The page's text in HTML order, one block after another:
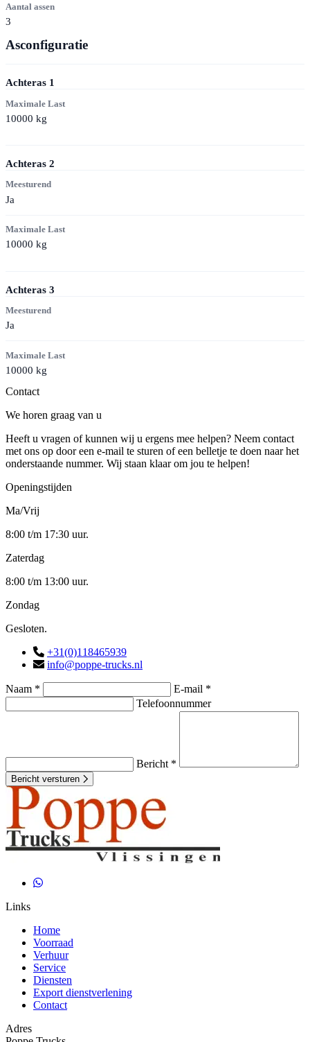
Aantal assen
3
Asconfiguratie
Achteras 1
Maximale Last
10000 kg
Achteras 2
Meesturend
Ja
Maximale Last
10000 kg
Achteras 3
Meesturend
Ja
Maximale Last
10000 kg
Contact
We horen graag van u
Heeft u vragen of kunnen wij u ergens mee helpen? Neem contact
met ons op door een e-mail te sturen of een belletje te doen naar het
onderstaande nummer. Wij staan klaar om jou te helpen!
Openingstijden
Ma/Vrij
8:00 t/m 17:30 uur.
Zaterdag
8:00 t/m 13:00 uur.
Zondag
Gesloten.
+31(0)118465939
info@poppe-trucks.nl
Naam *
E-mail *
Telefoonnummer
Bericht *
Bericht versturen
Links
Home
Voorraad
Verhuur
Service
Diensten
Export dienstverlening
Contact
Adres